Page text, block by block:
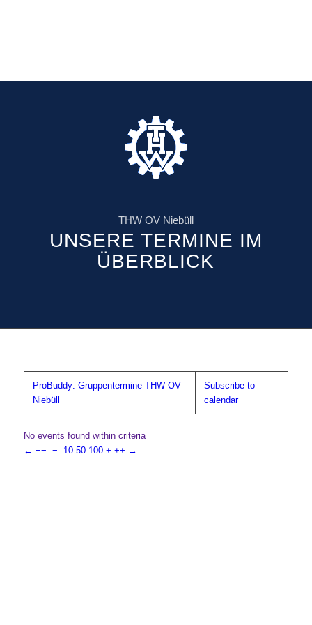
THW OV Niebüll
UNSERE TERMINE IM
ÜBERBLICK
ProBuddy: Gruppentermine THW OV
Niebüll
Subscribe to
calendar
No events found within criteria
← −− − 10 50 100 + ++ →